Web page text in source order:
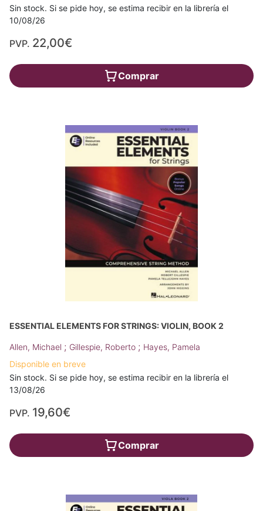
Sin stock. Si se pide hoy, se estima recibir en la librería el
10/08/26
PVP. 22,00€
Comprar
ESSENTIAL ELEMENTS FOR STRINGS: VIOLIN, BOOK 2
Allen, Michael ; Gillespie, Roberto ; Hayes, Pamela
Disponible en breve
Sin stock. Si se pide hoy, se estima recibir en la librería el
13/08/26
PVP. 19,60€
Comprar